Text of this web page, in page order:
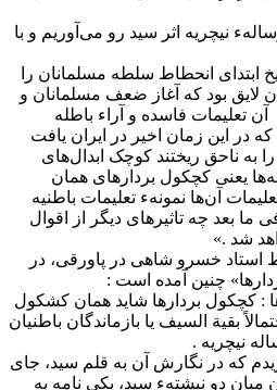
نیچریه اثر سید رو می‌آوریم و با
ابتدای انحطاط سلطه مسلمانان را
لایق بود که آغاز ضعف مسلمانان و
تعلیمات فاسده و آراء باطله
که در این زمان اخیر در ایران یافت
به ناحق ریختند کوچک ابدال‌های
یعنی کچکول بردارهای همان
آن‌ها نمونهء تعلیمات باطنیه
بعد چه تاثیرهای دیگر از اقوال
شد .»
خسرو شاهی در پاورقی، در
چنین آمده است :
: کچکول بردارها شاید همان کشکول
بقیة السیف یا بازماندگان باطنیان
که در نگارش آن به قلم سید، جای
میان دو نبشتهء سید، یکی نامه به